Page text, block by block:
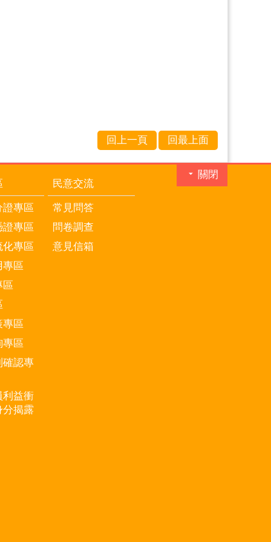
回上一頁 回最上面
關閉
證專區
證專區
化專區
專區
區
專區
專區
確認專
利益衝
分揭露
民意交流
常見問答
問卷調查
意見信箱